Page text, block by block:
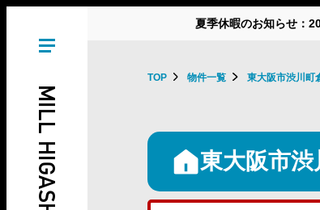
夏季休暇のお知らせ：
TOP 物件一覧 東大阪市渋川町
東大阪市